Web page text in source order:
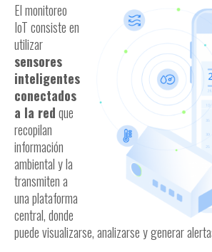
El monitoreo
IoT consiste en
utilizar
sensores
inteligentes
conectados
a la redque
recopilan
información
ambiental y la
transmiten a
una plataforma
central, donde
puede visualizarse, analizarse y generar